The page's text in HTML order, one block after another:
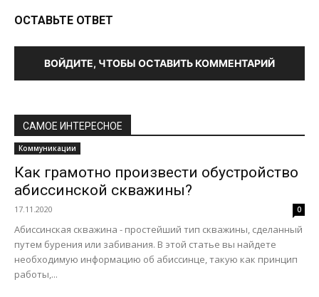
ОСТАВЬТЕ ОТВЕТ
ВОЙДИТЕ, ЧТОБЫ ОСТАВИТЬ КОММЕНТАРИЙ
САМОЕ ИНТЕРЕСНОЕ
Коммуникации
Как грамотно произвести обустройство
абиссинской скважины?
17.11.2020 0
Абиссинская скважина - простейший тип скважины, сделанный
путем бурения или забивания. В этой статье вы найдете
необходимую информацию об абиссинце, такую ​​как принцип
работы,...